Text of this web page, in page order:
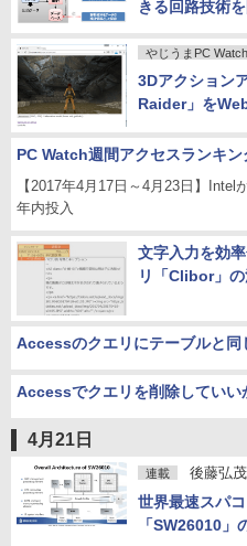
きる回路技術
やじうまPC Watch
3Dアクション
Raider」を
PC Watch週間アクセスランキン
【2017年4月17日～4月23日】
年内投入
文字入力を効
リ「Clibor」の
Accessのクエリにテーブルと同
Accessでクエリを削除していい
4月21日
連載 後藤弘
世界最速スパ
「SW26010」